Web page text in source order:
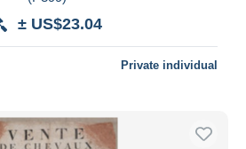
± US$23.04
Private individual